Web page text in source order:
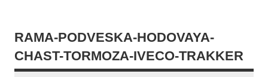
RAMA-PODVESKA-HODOVAYA-
CHAST-TORMOZA-IVECO-TRAKKER